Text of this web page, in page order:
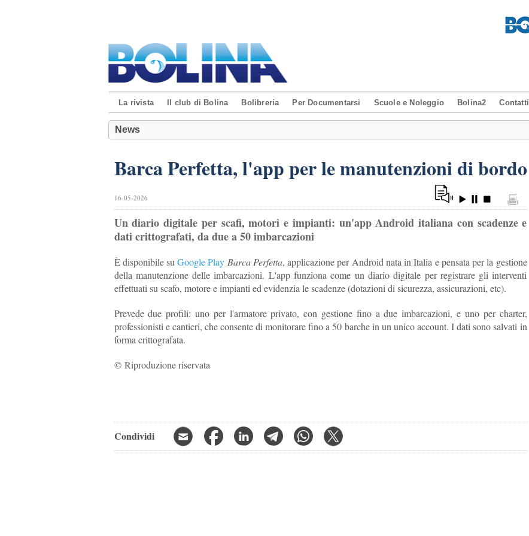
La rivista Il club di Bolina Bolibreria Per Documentarsi Scuole e Noleggio Bolina2 Contatti
News
Barca Perfetta, l'app per le manutenzioni di bordo
16-05-2026
Un diario digitale per scafi, motori e impianti: un'app Android italiana con scadenze e
dati crittografati, da due a 50 imbarcazioni
È disponibile suGoogle Play Barca Perfetta, applicazione per Android nata in Italia e pensata per la gestione
della manutenzione delle imbarcazioni. L'app funziona come un diario digitale per registrare gli interventi
effettuati su scafo, motore e impianti ed evidenzia le scadenze (dotazioni di sicurezza, assicurazioni, etc).
Prevede due profili: uno per l'armatore privato, con gestione fino a due imbarcazioni, e uno per charter,
professionisti e cantieri, che consente di monitorare fino a 50 barche in un unico account. I dati sono salvati in
forma crittografata.
© Riproduzione riservata
Condividi